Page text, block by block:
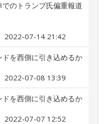
でのトランプ氏偏重報道
2022-07-14 21:42
ドを西側に引き込めるか
2022-07-08 13:39
ドを西側に引き込めるか
2022-07-07 12:52